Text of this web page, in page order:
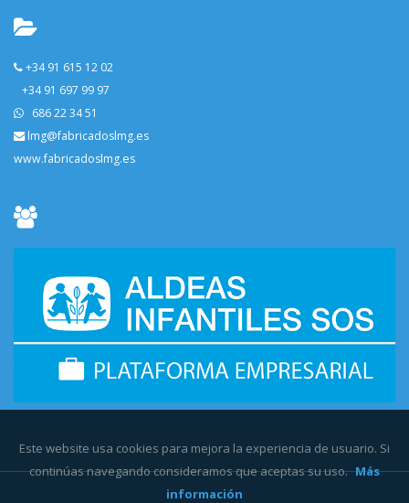
+34 91 615 12 02
+34 91 697 99 97
686 22 34 51
lmg@fabricadoslmg.es
www.fabricadoslmg.es
Este website usa cookies para mejora la experiencia de usuario. Si
continúas navegando consideramos que aceptas su uso. Más
información